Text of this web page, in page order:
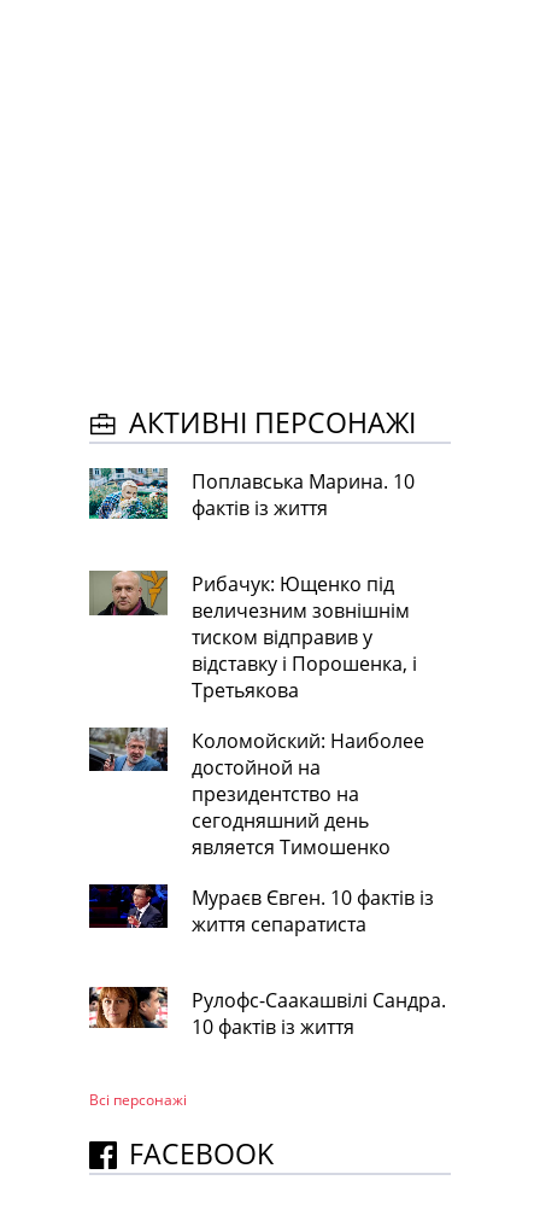
АКТИВНІ ПЕРСОНАЖІ
Поплавська Марина. 10
фактів із життя
Рибачук: Ющенко під
величезним зовнішнім
тиском відправив у
відставку і Порошенка, і
Третьякова
Коломойский: Наиболее
достойной на
президентство на
сегодняшний день
является Тимошенко
Мураєв Євген. 10 фактів із
життя сепаратиста
Рулофс-Саакашвілі Сандра.
10 фактів із життя
Всі персонажi
FACEBOOK